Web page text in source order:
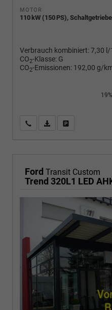
MOTOR
110 kW (150 PS),
Verbrauch kombiniert:7,30
CO2-Klasse: G
CO2-Emissionen: 192,00 g/
Wir rufen Sie anPDF-Fahrzeugexposé
Ford Transit Custom
Trend 320L1 LED